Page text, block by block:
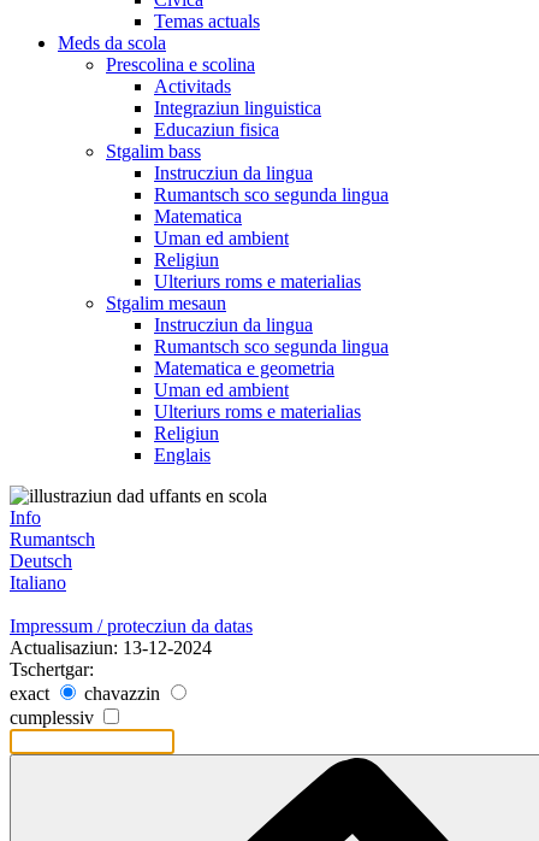
Temas actuals
Meds da scola
Prescolina e scolina
Activitads
Integraziun linguistica
Educaziun fisica
Stgalim bass
Instrucziun da lingua
Rumantsch sco segunda lingua
Matematica
Uman ed ambient
Religiun
Ulteriurs roms e materialias
Stgalim mesaun
Instrucziun da lingua
Rumantsch sco segunda lingua
Matematica e geometria
Uman ed ambient
Ulteriurs roms e materialias
Religiun
Englais
Info
Rumantsch
Deutsch
Italiano
Impressum / protecziun da datas
Actualisaziun: 13-12-2024
Tschertgar:
exact
chavazzin
cumplessiv